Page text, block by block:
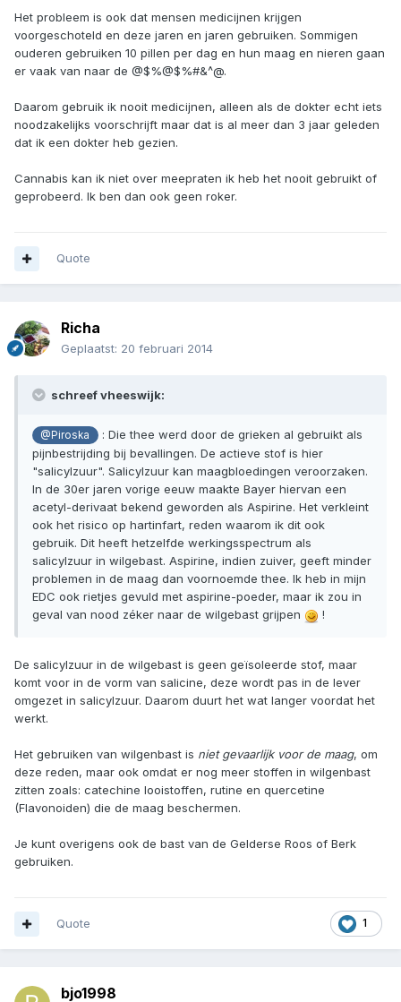
Het probleem is ook dat mensen medicijnen krijgen
voorgeschoteld en deze jaren en jaren gebruiken. Sommigen
ouderen gebruiken 10 pillen per dag en hun maag en nieren gaan
er vaak van naar de @$%@$%#&^@.
Daarom gebruik ik nooit medicijnen, alleen als de dokter echt iets
noodzakelijks voorschrijft maar dat is al meer dan 3 jaar geleden
dat ik een dokter heb gezien.
Cannabis kan ik niet over meepraten ik heb het nooit gebruikt of
geprobeerd. Ik ben dan ook geen roker.
Quote
Richa
Geplaatst: 20 februari 2014
schreef vheeswijk:
@Piroska
: Die thee werd door de grieken al gebruikt als
pijnbestrijding bij bevallingen. De actieve stof is hier
"salicylzuur". Salicylzuur kan maagbloedingen veroorzaken.
In de 30er jaren vorige eeuw maakte Bayer hiervan een
acetyl-derivaat bekend geworden als Aspirine. Het verkleint
ook het risico op hartinfart, reden waarom ik dit ook
gebruik. Dit heeft hetzelfde werkingsspectrum als
salicylzuur in wilgebast. Aspirine, indien zuiver, geeft minder
problemen in de maag dan voornoemde thee. Ik heb in mijn
EDC ook rietjes gevuld met aspirine-poeder, maar ik zou in
geval van nood zéker naar de wilgebast grijpen
!
De salicylzuur in de wilgebast is geen geïsoleerde stof, maar
komt voor in de vorm van salicine, deze wordt pas in de lever
omgezet in salicylzuur. Daarom duurt het wat langer voordat het
werkt.
Het gebruiken van wilgenbast is niet gevaarlijk voor de maag, om
deze reden, maar ook omdat er nog meer stoffen in wilgenbast
zitten zoals: catechine looistoffen, rutine en quercetine
(Flavonoiden) die de maag beschermen.
Je kunt overigens ook de bast van de Gelderse Roos of Berk
gebruiken.
1
Quote
bjo1998